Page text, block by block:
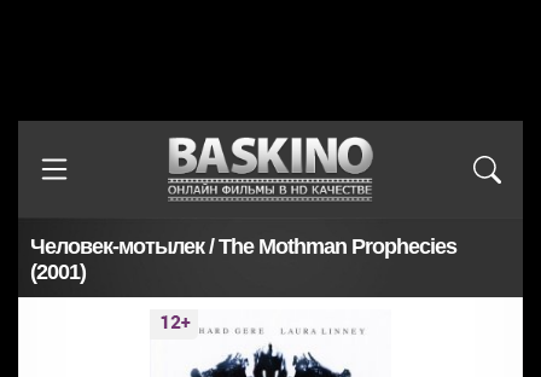
Человек-мотылек / The Mothman Prophecies
(2001)